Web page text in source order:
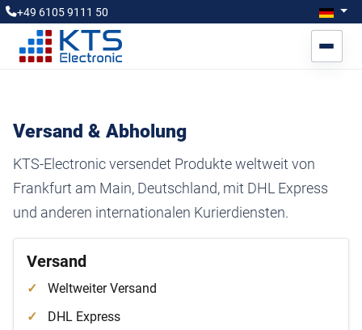
+49 6105 9111 50 Sprache
Versand & Abholung
KTS-Electronic versendet Produkte weltweit von
Frankfurt am Main, Deutschland, mit DHL Express
und anderen internationalen Kurierdiensten.
Versand
Weltweiter Versand
DHL Express